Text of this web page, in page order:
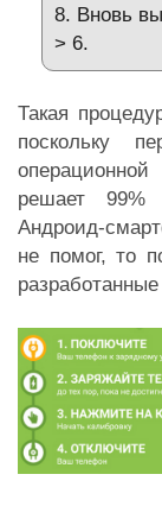
8. Вновь
> 6.
Такая
поскольку
решает 99%
Андроид-
не помог, то